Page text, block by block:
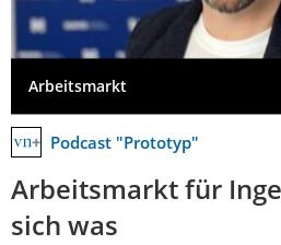
Arbeitsmarkt
Podcast "Prototyp"
Arbeitsmarkt für
sich was